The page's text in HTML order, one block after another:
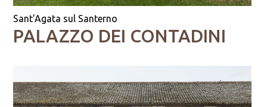
Sant'Agata sul Santerno
PALAZZO DEI CONTADINI